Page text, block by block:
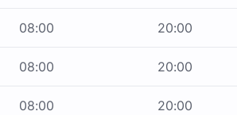
08:00 20:00
08:00 20:00
08:00 20:00